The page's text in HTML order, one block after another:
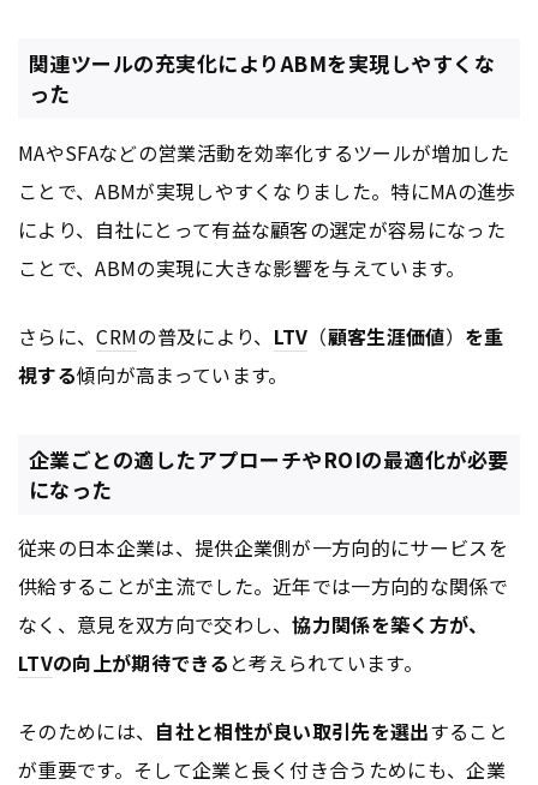
関連ツールの充実化によりABMを実現しやすくな
った
MAやSFAなどの営業活動を効率化するツールが増加した
ことで、ABMが実現しやすくなりました。特にMAの進歩
により、自社にとって有益な顧客の選定が容易になった
ことで、ABMの実現に大きな影響を与えています。
さらに、CRMの普及により、 LTV （顧客生涯価値） を重
視する傾向が高まっています。
企業ごとの適したアプローチやROIの最適化が必要
になった
従来の日本企業は、提供企業側が一方向的にサービスを
供給することが主流でした。近年では一方向的な関係で
なく、意見を双方向で交わし、協力関係を築く方が、
LTVの向上が期待できる と考えられています。
そのためには、 自社と相性が良い取引先を選出すること
が重要です。そして企業と長く付き合うためにも、企業